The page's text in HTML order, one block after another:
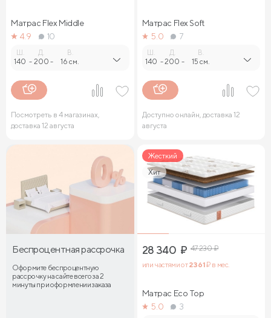
Матрас Flex Middle
4.9
10
140 -
Д.
200 -
В.
16 см.
Посмотреть в 4 магазинах,
доставка 12 августа
Матрас Flex Soft
5.0
7
140 -
Д.
200 -
В.
15 см.
Доступно онлайн, доставка 12
августа
Беспроцентная рассрочка
Оформите беспроцентную
рассрочку на сайте всего за 2
минуты при оформлении заказа
Жесткий
Хит
28 340 ₽ 47 230₽
или частями от2 361₽ в мес.
Матрас Eco Top
5.0
3